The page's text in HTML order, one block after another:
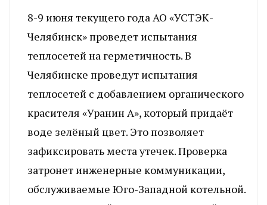
8-9 июня текущего года АО «УСТЭК-
Челябинск» проведет испытания
теплосетей на герметичность. В
Челябинске проведут испытания
теплосетей с добавлением органического
красителя «Уранин А», который придаёт
воде зелёный цвет. Это позволяет
зафиксировать места утечек. Проверка
затронет инженерные коммуникации,
обслуживаемые Юго-Западной котельной.